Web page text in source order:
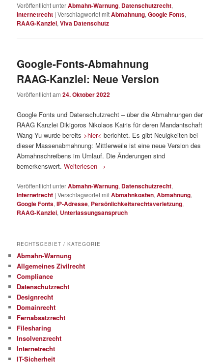
Veröffentlicht unterAbmahn-Warnung, Datenschutzrecht,
Internetrecht |Verschlagwortet mitAbmahnung,Google Fonts,
RAAG-Kanzlei,Viva Datenschutz
Google-Fonts-Abmahnung
RAAG-Kanzlei: Neue Version
Veröffentlicht am24. Oktober 2022
Google Fonts und Datenschutzrecht – über die Abmahnungen der
RAAG Kanzlei Dikigoros Nikolaos Kairis für deren Mandantschaft
Wang Yu wurde bereits >hier< berichtet. Es gibt Neuigkeiten bei
dieser Massenabmahnung: Mittlerweile ist eine neue Version des
Abmahnschreibens im Umlauf. Die Änderungen sind
bemerkenswert.Weiterlesen →
Veröffentlicht unterAbmahn-Warnung, Datenschutzrecht,
Internetrecht |Verschlagwortet mitAbmahnkosten,Abmahnung,
Google Fonts,IP-Adresse, Persönlichkeitsrechtsverletzung,
RAAG-Kanzlei, Unterlassungsanspruch
RECHTSGEBIET / KATEGORIE
Abmahn-Warnung
Allgemeines Zivilrecht
Compliance
Datenschutzrecht
Designrecht
Domainrecht
Fernabsatzrecht
Filesharing
Insolvenzrecht
Internetrecht
IT-Sicherheit